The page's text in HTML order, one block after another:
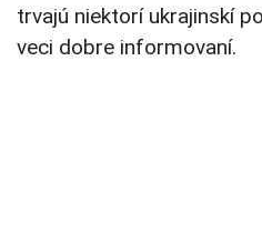
trvajú niektorí ukrajinskí
veci dobre informovaní.